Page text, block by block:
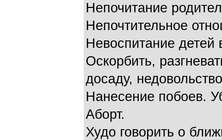
Непочитание
Непочтительное
Невоспитание детей
Оскорбить,
досаду,
Нанесение побоев.
Аборт.
Худо говорить о